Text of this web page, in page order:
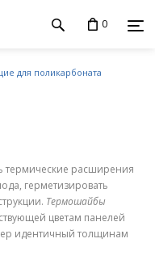
0
для поликарбоната
термические расширения
герметизировать
Термошайбы
цветам панелей
идентичный толщинам